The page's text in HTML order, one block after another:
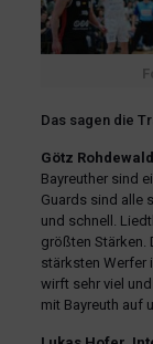
Das sagen die
Götz
Bayreuther sind
Guards sind alle
und schnell.
größten Stärken.
stärksten Werfer
wirft sehr viel
mit Bayreuth auf